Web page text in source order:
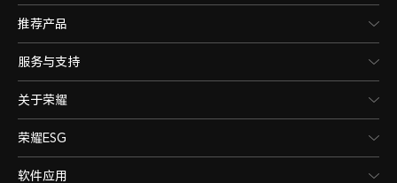
推荐产品
服务与支持
关于荣耀
荣耀ESG
软件应用